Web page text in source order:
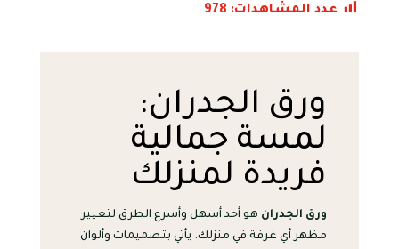
عدد المشاهدات: 978
ورق الجدران:
لمسة جمالية
فريدة لمنزلك
ورق الجدران هو أحد أسهل وأسرع الطرق لتغيير
مظهر أي غرفة في منزلك. يأتي بتصميمات وألوان